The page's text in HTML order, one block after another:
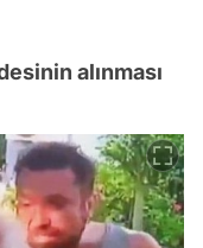
alınması